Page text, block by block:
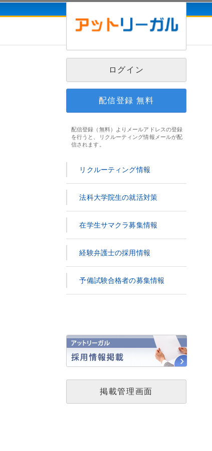
ログイン
配信登録 無料
配信登録（無料）よりメールアドレスの登録
を行うと、リクルーティング情報メールが配
信されます。
リクルーティング情報
法科大学院生の就活対策
在学生サマクラ募集情報
経験弁護士の採用情報
予備試験合格者の募集情報
掲載管理画面